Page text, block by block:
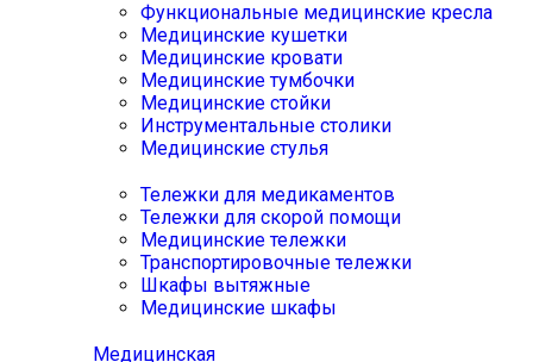
Функциональные медицинские кресла
Медицинские кушетки
Медицинские кровати
Медицинские тумбочки
Медицинские стойки
Инструментальные столики
Медицинские стулья
Тележки для медикаментов
Тележки для скорой помощи
Медицинские тележки
Транспортировочные тележки
Шкафы вытяжные
Медицинские шкафы
Медицинская